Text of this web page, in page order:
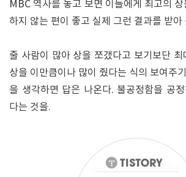
MBC 역사를 놓고 보면 이들에게 최고의 상
하지 않는 편이 좋고 실제 그런 결과를 받아
줄 사람이 많아 상을 쪼갰다고 보기보단 최
상을 이만큼이나 많이 줬다는 식의 보여주
을 생각하면 답은 나온다. 불공정함을 공
다는 것을.